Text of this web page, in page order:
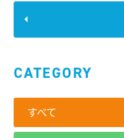
CATEGORY
すべて